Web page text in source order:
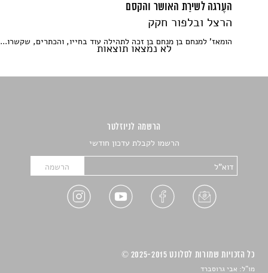
העֶרגה לשירַת האושר והקסם
הרצל ובלפור חקק
הומאז' למנחם בן מנחם בן זכה לתהילה עוד בחייו, והכתרים, שקשרו...
לא נמצאו תוצאות
הרשמה לניוזלטר
הרשמו לקבלת עדכון חודשי
כל הזכויות שמורות לסלונט 2025-2015 ©
מו"ל: אבי גרוסברד